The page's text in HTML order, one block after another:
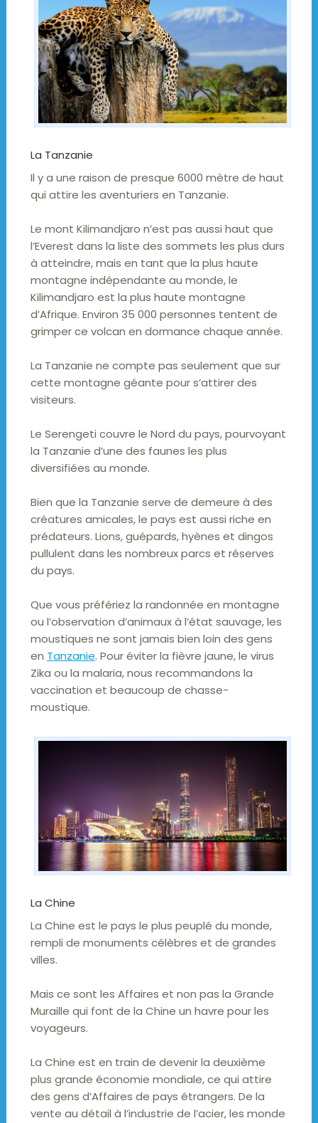
La Tanzanie
Il y a une raison de presque 6000 mètre de haut
qui attire les aventuriers en Tanzanie.
Le mont Kilimandjaro n’est pas aussi haut que
l’Everest dans la liste des sommets les plus durs
à atteindre, mais en tant que la plus haute
montagne indépendante au monde, le
Kilimandjaro est la plus haute montagne
d’Afrique. Environ 35 000 personnes tentent de
grimper ce volcan en dormance chaque année.
La Tanzanie ne compte pas seulement que sur
cette montagne géante pour s’attirer des
visiteurs.
Le Serengeti couvre le Nord du pays, pourvoyant
la Tanzanie d’une des faunes les plus
diversifiées au monde.
Bien que la Tanzanie serve de demeure à des
créatures amicales, le pays est aussi riche en
prédateurs. Lions, guépards, hyènes et dingos
pullulent dans les nombreux parcs et réserves
du pays.
Que vous préfériez la randonnée en montagne
ou l’observation d’animaux à l’état sauvage, les
moustiques ne sont jamais bien loin des gens
en Tanzanie. Pour éviter la fièvre jaune, le virus
Zika ou la malaria, nous recommandons la
vaccination et beaucoup de chasse-
moustique.
La Chine
La Chine est le pays le plus peuplé du monde,
rempli de monuments célèbres et de grandes
villes.
Mais ce sont les Affaires et non pas la Grande
Muraille qui font de la Chine un havre pour les
voyageurs.
La Chine est en train de devenir la deuxième
plus grande économie mondiale, ce qui attire
des gens d’Affaires de pays étrangers. De la
vente au détail à l’industrie de l’acier, les monde